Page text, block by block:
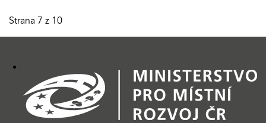
Strana 7 z 10